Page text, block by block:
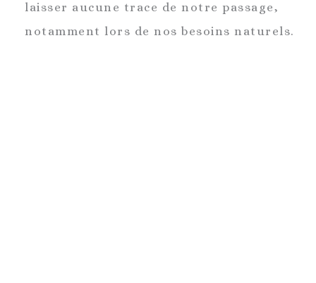
laisser aucune trace de notre passage,
notamment lors de nos besoins naturels.